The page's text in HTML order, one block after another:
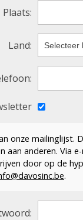
Plaats:
Land:
onze mailinglijst.
aan anderen. Via
door op de
.